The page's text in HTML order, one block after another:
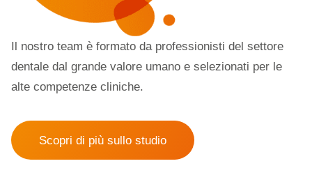
Il nostro team è formato da professionisti del settore
dentale dal grande valore umano e selezionati per le
alte competenze cliniche.
Scopri di più sullo studio